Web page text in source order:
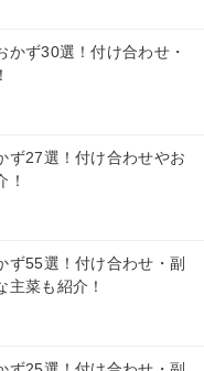
かず30選！付け合わせ・
ず27選！付け合わせやお
！
ず55選！付け合わせ・副
主菜も紹介！